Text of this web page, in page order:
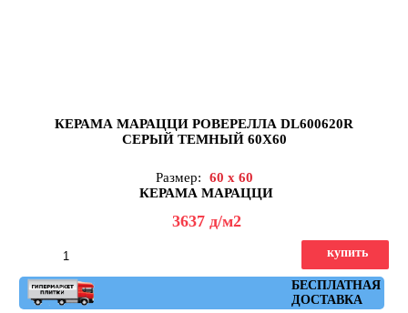
КЕРАМА МАРАЦЦИ РОВЕРЕЛЛА DL600620R
СЕРЫЙ ТЕМНЫЙ 60X60
Размер:
60 x 60
КЕРАМА МАРАЦЦИ
3637 д/м2
БЕСПЛАТНАЯ
ДОСТАВКА
купить